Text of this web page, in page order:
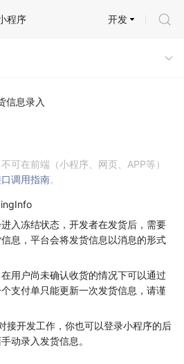
程序 开发
信息录入
可在前端（小程序、网页、APP等）
调用指南。
入冻结状态，开发者在发货后，需要
息，平台会将发货信息以消息的形式
用户尚未确认收货的情况下可以通过
支付单只能更新一次发货信息，请谨
接开发工作，你也可以登录小程序的后
动录入发货信息。